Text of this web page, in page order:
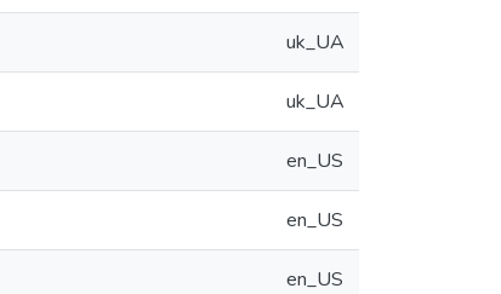
uk_UA
uk_UA
en_US
en_US
en_US